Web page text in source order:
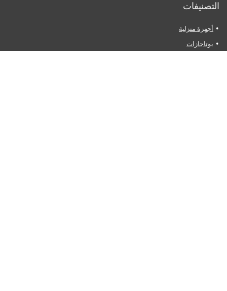
التصنيفات
أجهزة منزلية
بوتاجازات